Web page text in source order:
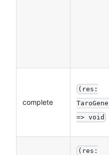
complete
(res:
=> void
(res: